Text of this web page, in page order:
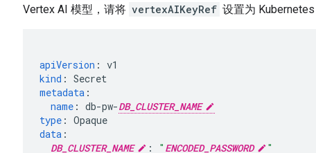
Vertex AI 模型，请将 vertexAIKeyRef 设置为 Kubernetes
apiVersion : v1
kind : Secret
metadata :
name : db-pw-DB_CLUSTER_NAME
type : Opaque
data :
DB_CLUSTER_NAME
: " ENCODED_PASSWORD
"